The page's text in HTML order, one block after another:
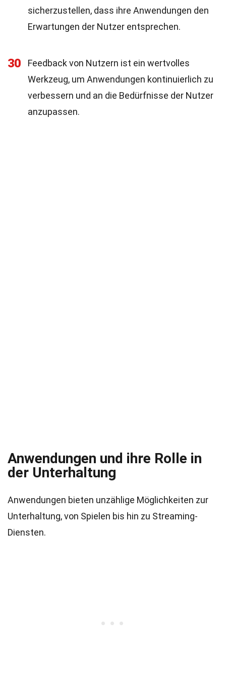
sicherzustellen, dass ihre Anwendungen den
Erwartungen der Nutzer entsprechen.
30
Feedback von Nutzern ist ein wertvolles
Werkzeug, um Anwendungen kontinuierlich zu
verbessern und an die Bedürfnisse der Nutzer
anzupassen.
Anwendungen und ihre Rolle in
der Unterhaltung
Anwendungen bieten unzählige Möglichkeiten zur
Unterhaltung, von Spielen bis hin zu Streaming-
Diensten.